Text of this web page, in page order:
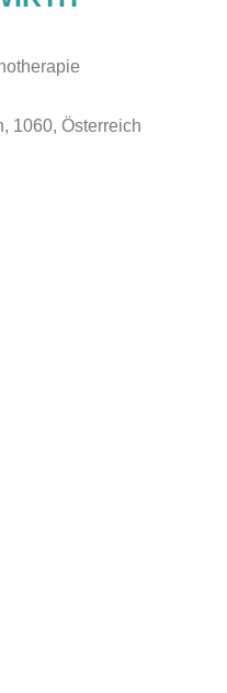
1060, Österreich